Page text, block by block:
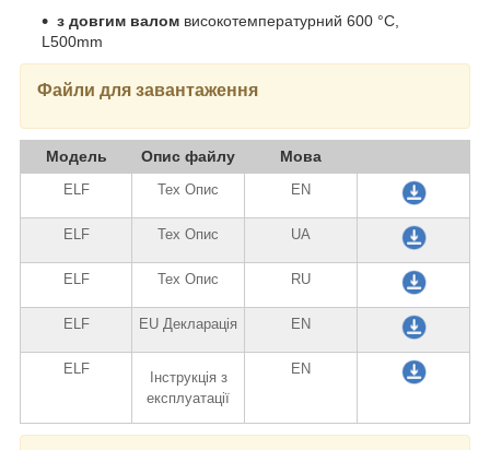
з довгим валом високотемпературний 600 °C,
L500mm
Файли для завантаження
Модель Опис файлу Мова
ELF Тех Опис EN
ELF Тех Опис UA
ELF Тех Опис RU
ELF EU Декларація EN
ELF
Інструкція з
експлуатації
EN